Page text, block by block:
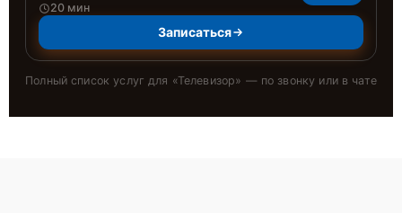
20 мин
Записаться
Полный список услуг для «Телевизор» — по звонку или в чате